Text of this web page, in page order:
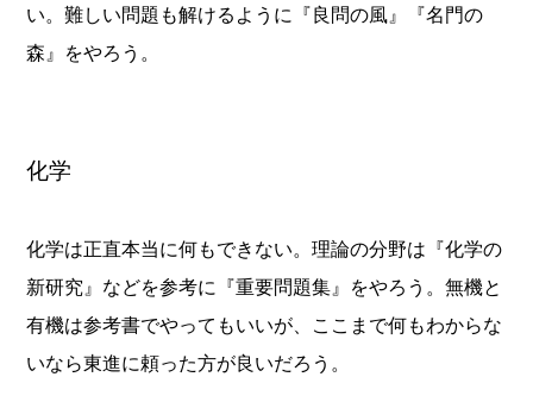
い。難しい問題も解けるように『良問の風』『名門の
森』をやろう。
化学
化学は正直本当に何もできない。理論の分野は『化学の
新研究』などを参考に『重要問題集』をやろう。無機と
有機は参考書でやってもいいが、ここまで何もわからな
いなら東進に頼った方が良いだろう。